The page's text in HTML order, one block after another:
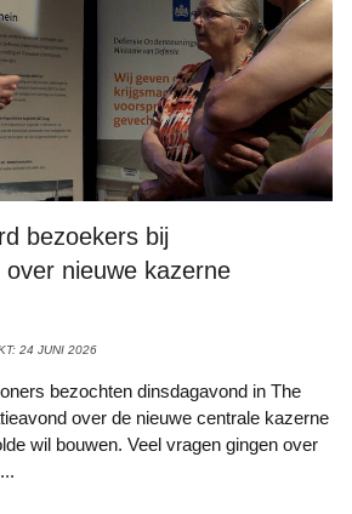
bezoekers bij
nieuwe kazerne
24 JUNI 2026
bezochten dinsdagavond in The
over de nieuwe centrale kazerne
wil bouwen. Veel vragen gingen over